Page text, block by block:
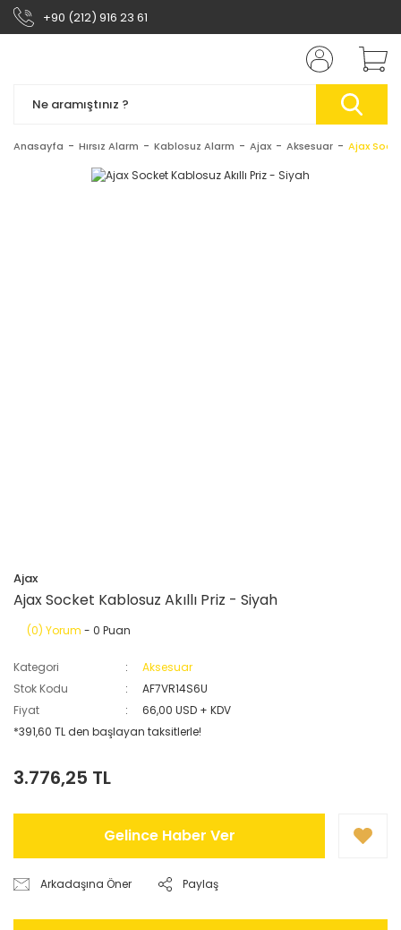
+90 (212) 916 23 61
Anasayfa Hırsız Alarm Kablosuz Alarm Ajax Aksesuar Ajax
Ajax
Ajax Socket Kablosuz Akıllı Priz - Siyah
(0) Yorum - 0 Puan
Kategori
Aksesuar
Stok Kodu
AF7VR14S6U
Fiyat
66,00 USD + KDV
*391,60 TL den başlayan taksitlerle!
3.776,25 TL
Gelince Haber Ver
Arkadaşına Öner Paylaş